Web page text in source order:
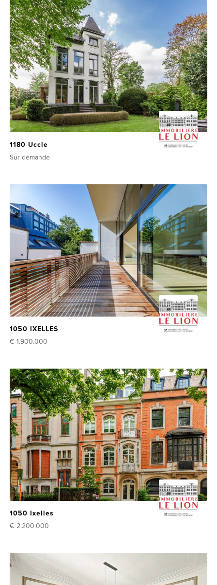
1180 Uccle
Sur demande
1050 IXELLES
€ 1.900.000
1050 Ixelles
€ 2.200.000